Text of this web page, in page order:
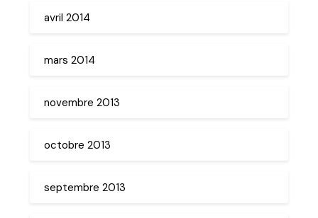
avril 2014
mars 2014
novembre 2013
octobre 2013
septembre 2013